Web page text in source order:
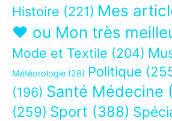
Histoire (221) Mes
❤ ou Mon très
Mode et Textile (204)
Météorologie (28) Politique
(196) Santé Médecine
(259) Sport (388)